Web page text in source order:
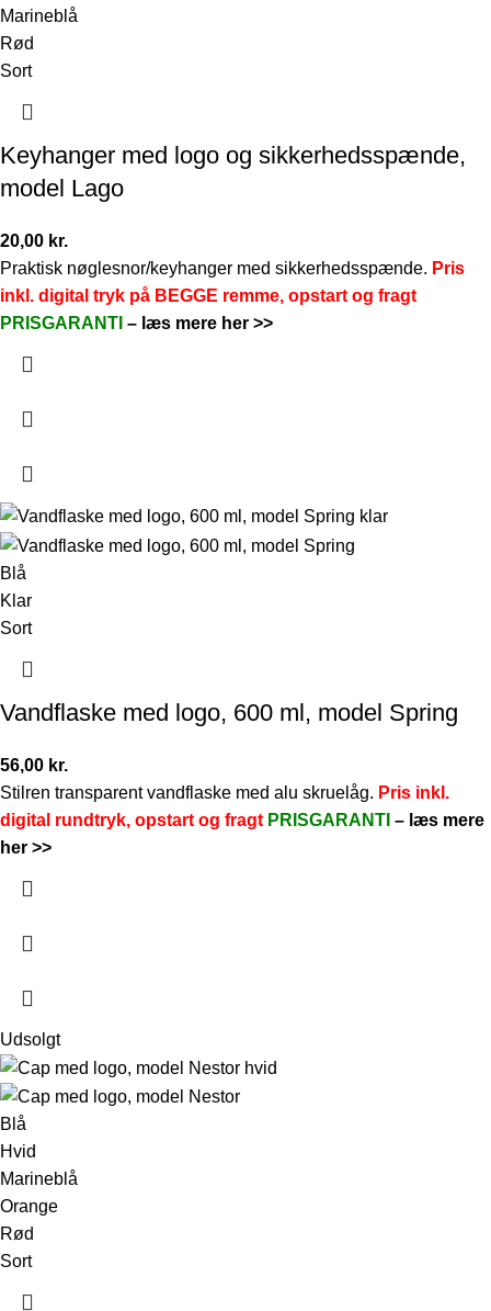
Marineblå
Rød
Sort
Keyhanger med logo og sikkerhedsspænde,
model Lago
20,00 kr.
Praktisk nøglesnor/keyhanger med sikkerhedsspænde. Pris
inkl. digital tryk på BEGGE remme, opstart og fragt
PRISGARANTI – læs mere her >>
Blå
Klar
Sort
Vandflaske med logo, 600 ml, model Spring
56,00 kr.
Stilren transparent vandflaske med alu skruelåg. Pris inkl.
digital rundtryk, opstart og fragt PRISGARANTI – læs mere
her >>
Udsolgt
Blå
Hvid
Marineblå
Orange
Rød
Sort